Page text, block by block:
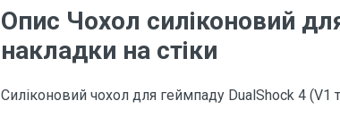
Опис Чохол силіконовий
накладки на стіки
Силіконовий чохол для геймпаду DualShock 4 (V1